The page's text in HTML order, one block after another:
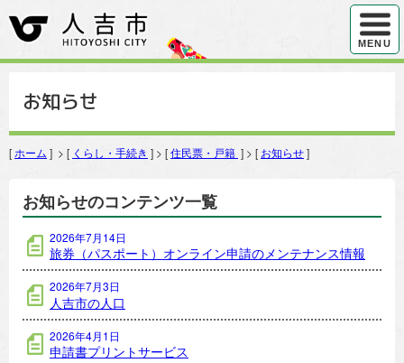
ハンバ
MENU
お知らせ
[ ホーム ] > [ くらし・手続き ] > [住民票・戸籍 ] > [ お知らせ]
お知らせのコンテンツ一覧
2026年7月14日
旅券（パスポート）オンライン申請のメンテナンス情報
2026年7月3日
人吉市の人口
2026年4月1日
申請書プリントサービス